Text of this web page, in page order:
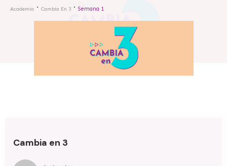
Academia Cambia En 3 Semana 1
Cambia en 3